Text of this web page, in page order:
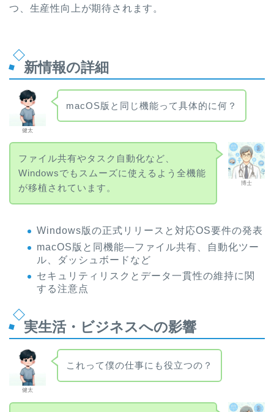
つ、生産性向上が期待されます。
新情報の詳細
健太
macOS版と同じ機能って具体的に何？
博士
ファイル共有やタスク自動化など、
Windowsでもスムーズに使えるよう全機能
が移植されています。
Windows版の正式リリースと対応OS要件の発表
macOS版と同機能—ファイル共有、自動化ツー
ル、ダッシュボードなど
セキュリティリスクとデータ一貫性の維持に関
する注意点
実生活・ビジネスへの影響
健太
これって僕の仕事にも役立つの？